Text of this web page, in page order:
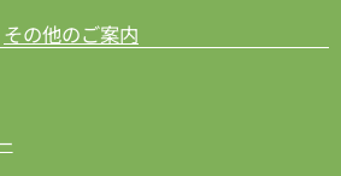
その他のご案内